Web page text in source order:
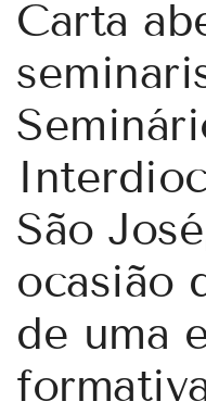
Carta
São
ocasião
de uma